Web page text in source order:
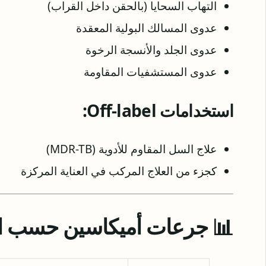
التهاب السحايا (بالحقن داخل القراب)
عدوى المسالك البولية المعقدة
عدوى الجلد والأنسجة الرخوة
عدوى المستشفيات المقاومة
استخدامات Off-label:
علاج السل المقاوم للأدوية (MDR-TB)
كجزء من العلاج المركب في العناية المركزة
📊 جرعات أميكاسين حسب